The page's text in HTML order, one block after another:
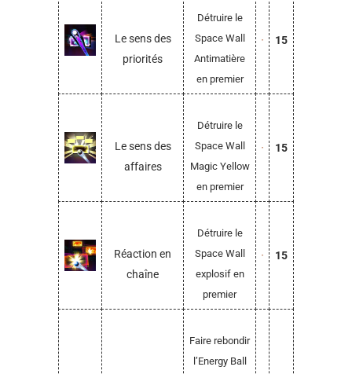
Le sens des
priorités
Détruire le
Space Wall
Antimatière
en premier
15
Le sens des
affaires
Détruire le
Space Wall
Magic Yellow
en premier
15
Réaction en
chaîne
Détruire le
Space Wall
explosif en
premier
15
Faire rebondir
l’Energy Ball